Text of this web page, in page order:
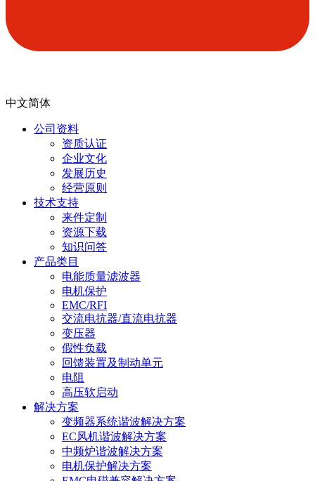
中文简体
公司资料
资质认证
企业文化
发展历史
经营原则
技术支持
来件定制
资源下载
知识问答
产品类目
电能质量滤波器
电机保护
EMC/RFI
交流电抗器/直流电抗器
变压器
假性负载
回馈装置及制动单元
电阻
高压软启动
解决方案
变频器系统谐波解决方案
EC风机谐波解决方案
中频炉谐波解决方案
电机保护解决方案